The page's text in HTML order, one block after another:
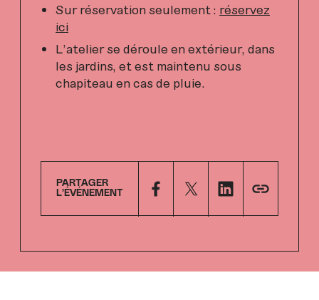
Sur réservation seulement : réservez
ici
L’atelier se déroule en extérieur, dans
les jardins, et est maintenu sous
chapiteau en cas de pluie.
PARTAGER
L’ÉVÉNEMENT